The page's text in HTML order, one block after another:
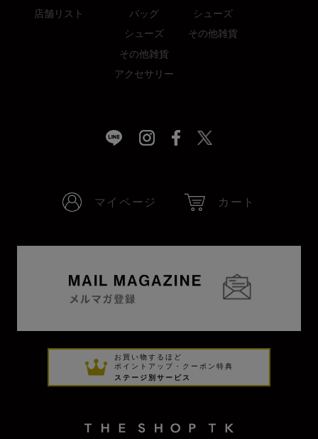
店舗リスト
バッグ
シューズ
その他雑貨
アクセサリー
シューズ
その他雑貨
マイページ カート
お買い物するほど
ポイントアップ・クーポン特典
ステージ別サービス